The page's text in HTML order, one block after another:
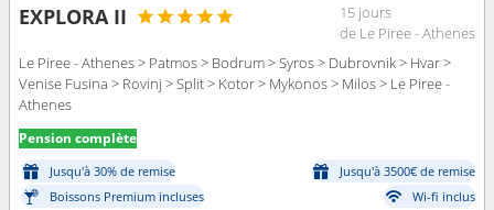
EXPLORA II
15 jours
de Le Piree - Athenes
Le Piree - Athenes > Patmos > Bodrum > Syros > Dubrovnik > Hvar >
Venise Fusina > Rovinj > Split > Kotor > Mykonos > Milos > Le Piree -
Athenes
Pension complète
Jusqu'à 30% de remise
Jusqu'à 3500€ de remise
Boissons Premium incluses
Wi-fi inclus